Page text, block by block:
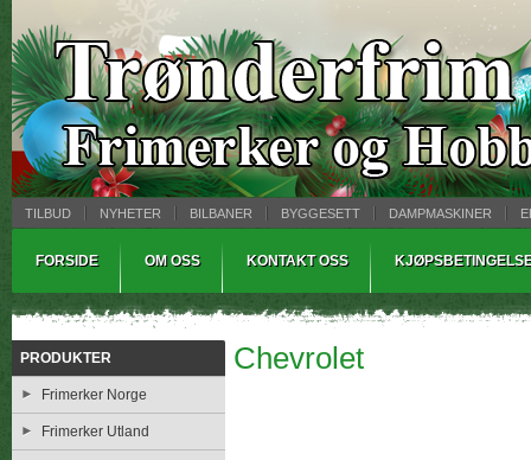
TILBUD NYHETER BILBANER BYGGESETT DAMPMASKINER
FORSIDE OM OSS KONTAKT OSS
PRODUKTER
Frimerker Norge
Frimerker Utland
Chevrolet